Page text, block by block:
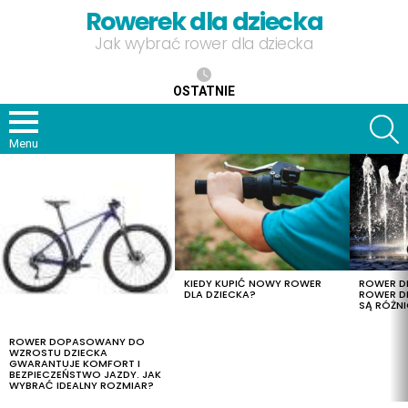
Rowerek dla dziecka
Jak wybrać rower dla dziecka
OSTATNIE
Menu
ROWER DOPASOWANY DO
WZROSTU DZIECKA
GWARANTUJE KOMFORT I
BEZPIECZEŃSTWO JAZDY. JAK
WYBRAĆ IDEALNY ROZMIAR?
KIEDY KUPIĆ NOWY ROWER
DLA DZIECKA?
ROWER
ROWER
SĄ